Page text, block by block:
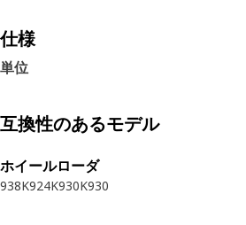
2)Catライトは、フリート内の他の機
械に後付けできます
非常に過酷な条件での使用を想定して
仕様
単位
互換性のあるモデル
ホイールローダ
938K924K930K930